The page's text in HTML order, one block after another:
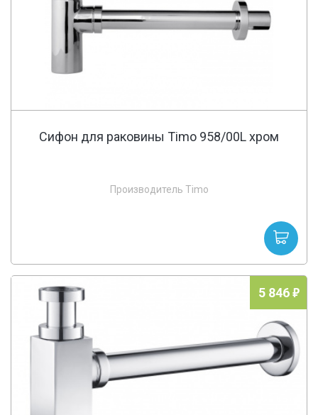
Сифон для раковины Timo 958/00L хром
Производитель Timo
5 846